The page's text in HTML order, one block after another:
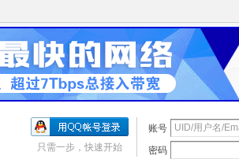
账号
密码
只需一步，快速开始